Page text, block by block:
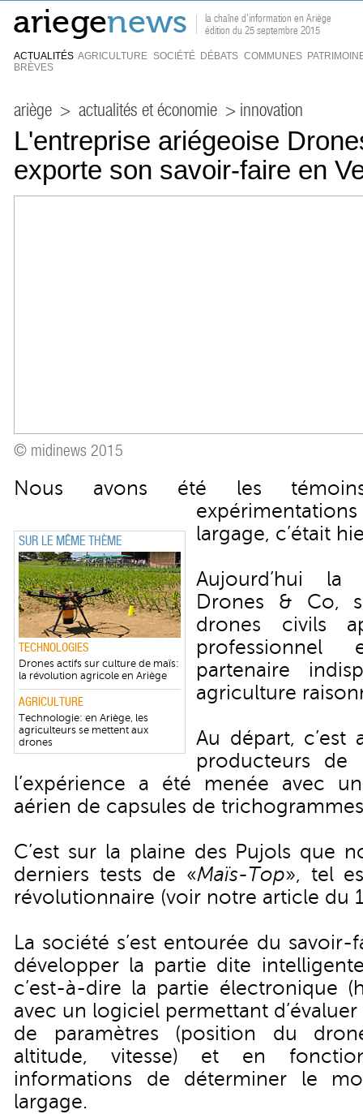
la chaîne d'information en Ariège
édition du 25 septembre 2015
ACTUALITÉS AGRICULTURE SOCIÉTÉ DÉBATS COMMUNES
BRÈVES
ariège > actualités et économie > innovation
L'entreprise ariégeoise
exporte son savoir-faire en
© midinews 2015
SUR LE MÊME THÈME
TECHNOLOGIES
Drones actifs sur culture de maïs:
la révolution agricole en Ariège
AGRICULTURE
Technologie: en Ariège, les
agriculteurs se mettent aux
drones
Nous avons été les
largage, c’était
Aujourd’hui la
Drones & Co,
drones civils
partenaire
agriculture
Au départ, c’est
producteurs de
l’expérience a été menée avec
aérien de capsules de
C’est sur la plaine des Pujols que
derniers tests de «Maïs-Top», tel
révolutionnaire (voir notre article du
La société s’est entourée du savoir-
développer la partie dite
c’est-à-dire la partie électronique
avec un logiciel permettant
de paramètres (position du
altitude, vitesse) et en
informations de déterminer le
largage.